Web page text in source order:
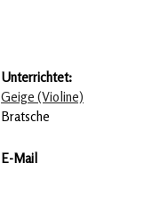
Unterrichtet:
Geige (Violine)
Bratsche
E-Mail